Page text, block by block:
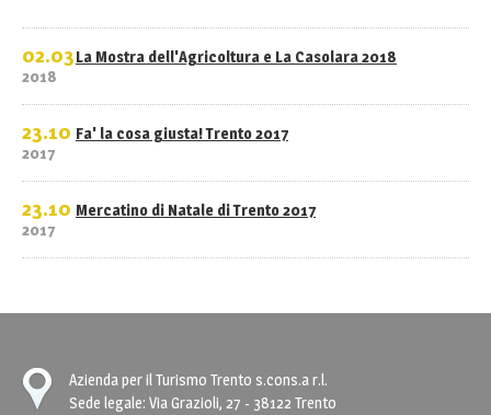
02.03
2018
La Mostra dell'Agricoltura e La Casolara 2018
23.10
2017
Fa' la cosa giusta! Trento 2017
23.10
2017
Mercatino di Natale di Trento 2017
Azienda per il Turismo Trento s.cons.a r.l.
Sede legale: Via Grazioli, 27 - 38122 Trento